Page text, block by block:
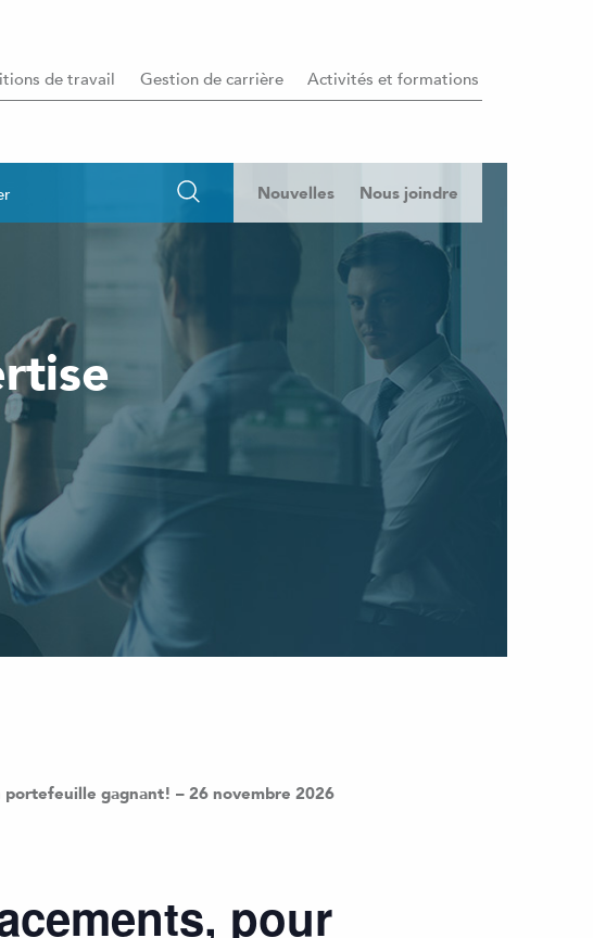
de travail Gestion de carrière Activités et formations
Nouvelles Nous joindre
gagnant! – 26 novembre 2026
pour